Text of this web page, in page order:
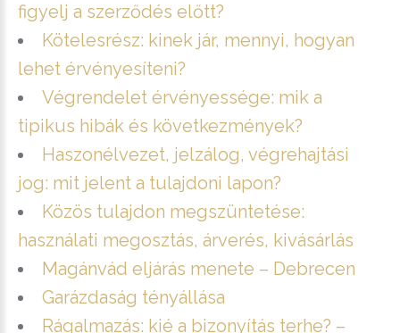
figyelj a szerződés előtt?
Kötelesrész: kinek jár, mennyi, hogyan
lehet érvényesíteni?
Végrendelet érvényessége: mik a
tipikus hibák és következmények?
Haszonélvezet, jelzálog, végrehajtási
jog: mit jelent a tulajdoni lapon?
Közös tulajdon megszüntetése:
használati megosztás, árverés, kivásárlás
Magánvád eljárás menete – Debrecen
Garázdaság tényállása
Rágalmazás: kié a bizonyítás terhe? –